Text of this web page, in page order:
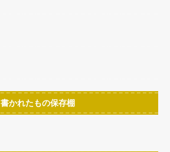
書かれたもの保存棚